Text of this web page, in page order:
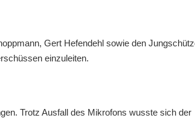
Gert Hefendehl sowie den
einzuleiten.
Trotz Ausfall des Mikrofons wusste sich der